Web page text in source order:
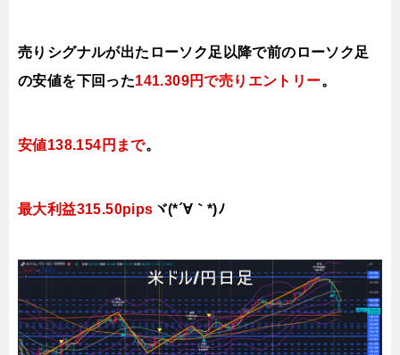
売りシグナルが出たローソク足以降で前のローソク足
の安値を下 回った141.309円で売りエントリー。
安値138.154円まで。
最大利益315.50pips ヾ(*´∀｀*)ﾉ